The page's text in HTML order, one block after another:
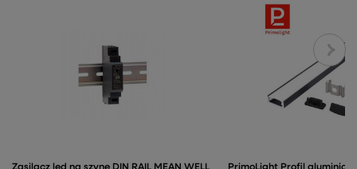
Zasilacz led na szynę DIN RAIL MEAN WELL
PrimoLight Profil